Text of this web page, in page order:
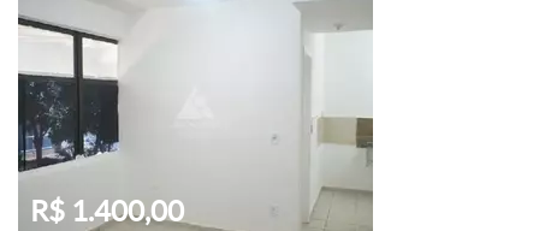
R$ 1.400,00